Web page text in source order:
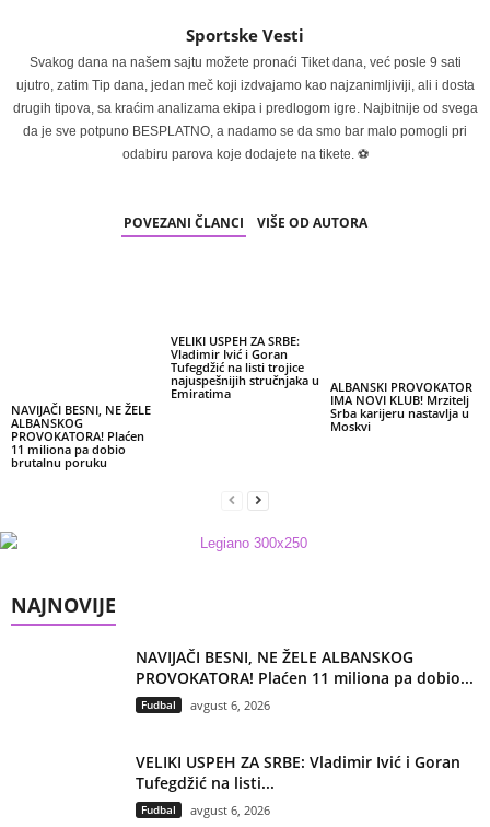
Sportske Vesti
Svakog dana na našem sajtu možete pronaći Tiket dana, već posle 9 sati
ujutro, zatim Tip dana, jedan meč koji izdvajamo kao najzanimljiviji, ali i dosta
drugih tipova, sa kraćim analizama ekipa i predlogom igre. Najbitnije od svega
da je sve potpuno BESPLATNO, a nadamo se da smo bar malo pomogli pri
odabiru parova koje dodajete na tikete. ⚽
POVEZANI ČLANCI VIŠE OD AUTORA
NAVIJAČI BESNI, NE ŽELE
ALBANSKOG
PROVOKATORA! Plaćen
11 miliona pa dobio
brutalnu poruku
VELIKI USPEH ZA SRBE:
Vladimir Ivić i Goran
Tufegdžić na listi trojice
najuspešnijih stručnjaka u
Emiratima
ALBANSKI PROVOKATOR
IMA NOVI KLUB! Mrzitelj
Srba karijeru nastavlja u
Moskvi
NAJNOVIJE
NAVIJAČI BESNI, NE ŽELE ALBANSKOG
PROVOKATORA! Plaćen 11 miliona pa dobio...
Fudbal avgust 6, 2026
VELIKI USPEH ZA SRBE: Vladimir Ivić i Goran
Tufegdžić na listi...
Fudbal avgust 6, 2026